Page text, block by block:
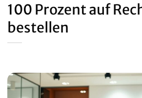
100 Prozent auf
bestellen